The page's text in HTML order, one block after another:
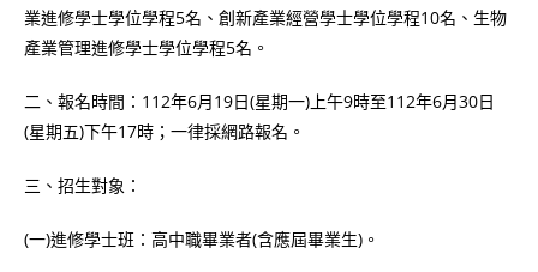
業進修學士學位學程5名、創新產業經營學士學位學程10名、生物
產業管理進修學士學位學程5名。
二、報名時間：112年6月19日(星期一)上午9時至112年6月30日
(星期五)下午17時；一律採網路報名。
三、招生對象：
(一)進修學士班：高中職畢業者(含應屆畢業生)。